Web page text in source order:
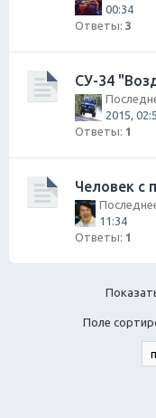
00:34
Ответы: 3
СУ-34
2015,
Ответы: 1
Человек с
11:34
Ответы: 1
Поле